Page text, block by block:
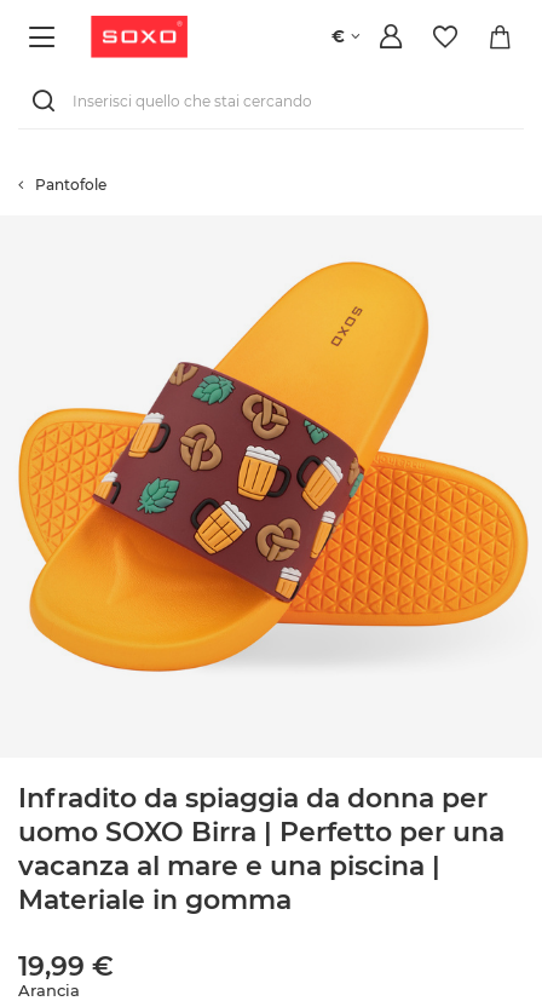
€
Pantofole
Infradito da spiaggia da donna per
uomo SOXO Birra | Perfetto per una
vacanza al mare e una piscina |
Materiale in gomma
19,99 €
Arancia